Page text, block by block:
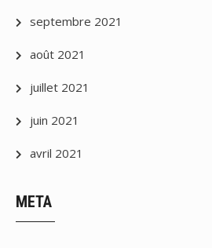
septembre 2021
août 2021
juillet 2021
juin 2021
avril 2021
META